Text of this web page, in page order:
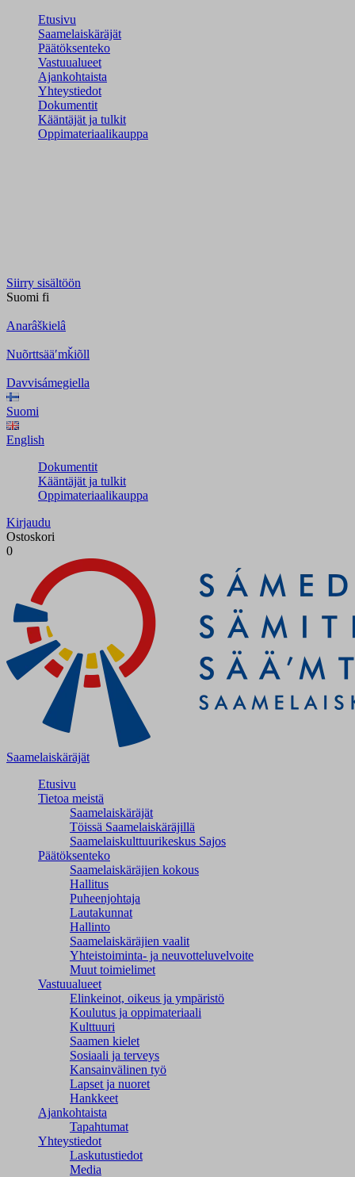
Etusivu
Saamelaiskäräjät
Päätöksenteko
Vastuualueet
Ajankohtaista
Yhteystiedot
Dokumentit
Kääntäjät ja tulkit
Oppimateriaalikauppa
Siirry sisältöön
Suomi fi
Anarâškielâ
Nuõrttsääʹmǩiõll
Davvisámegiella
Suomi
English
Dokumentit
Kääntäjät ja tulkit
Oppimateriaalikauppa
Kirjaudu
Ostoskori
0
Saamelaiskäräjät
Etusivu
Tietoa meistä
Saamelaiskäräjät
Töissä Saamelaiskäräjillä
Saamelaiskulttuuri­keskus Sajos
Päätöksenteko
Saamelaiskäräjien kokous
Hallitus
Puheenjohtaja
Lautakunnat
Hallinto
Saamelaiskäräjien vaalit
Yhteistoiminta- ja neuvotteluvelvoite
Muut toimielimet
Vastuualueet
Elinkeinot, oikeus ja ympäristö
Koulutus ja oppimateriaali
Kulttuuri
Saamen kielet
Sosiaali ja terveys
Kansainvälinen työ
Lapset ja nuoret
Hankkeet
Ajankohtaista
Tapahtumat
Yhteystiedot
Laskutustiedot
Media